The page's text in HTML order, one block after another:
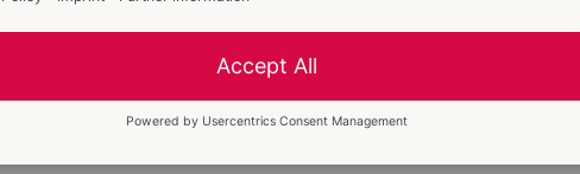
la puerta abierta y
suaves esposas
y se ajustan para
de su uso, los
Perfecto para
Nº art.:
Código de barras:
4024144682270 (EAN-13)